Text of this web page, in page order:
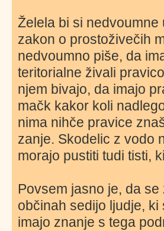
Želela bi si nedvoumne
zakon o prostoživečih
nedvoumno piše, da
teritorialne živali
njem bivajo, da imajo
mačk kakor koli
nima nihče pravice
zanje. Skodelic z vodo
morajo pustiti tudi tisti,
Povsem jasno je, da
občinah sedijo ljudje,
imajo znanje s tega